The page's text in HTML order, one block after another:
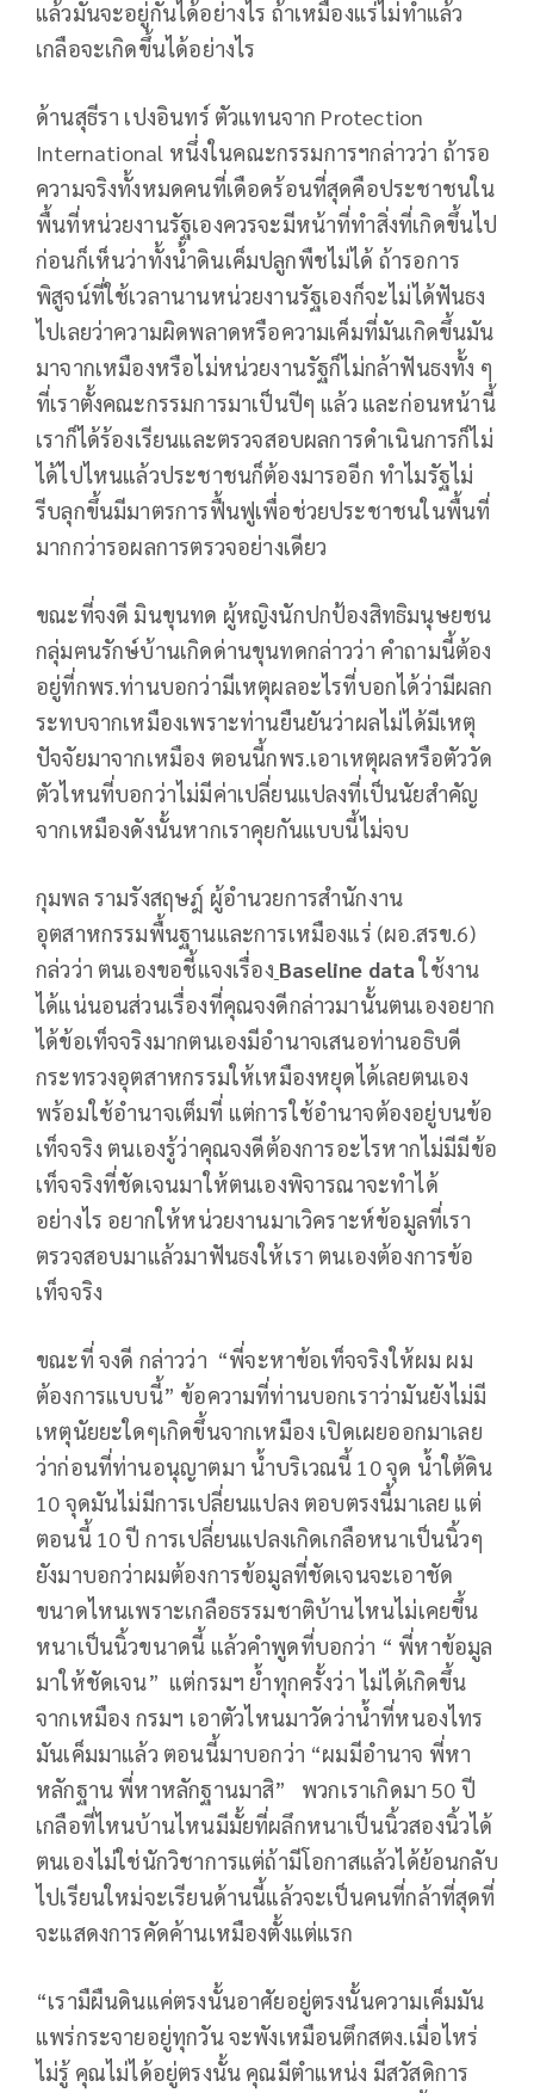
แล้วมันจะอยู่กันได้อย่างไร ถ้าเหมืองแร่ไม่ทำแล้ว
เกลือจะเกิดขึ้นได้อย่างไร
ด้านสุธีรา เปงอินทร์ ตัวแทนจาก Protection
International หนึ่งในคณะกรรมการฯกล่าวว่า ถ้ารอ
ความจริงทั้งหมดคนที่เดือดร้อนที่สุดคือประชาชนใน
พื้นที่หน่วยงานรัฐเองควรจะมีหน้าที่ทำสิ่งที่เกิดขึ้นไป
ก่อนก็เห็นว่าทั้งน้ำดินเค็มปลูกพืชไม่ได้ ถ้ารอการ
พิสูจน์ที่ใช้เวลานานหน่วยงานรัฐเองก็จะไม่ได้ฟันธง
ไปเลยว่าความผิดพลาดหรือความเค็มที่มันเกิดขึ้นมัน
มาจากเหมืองหรือไม่หน่วยงานรัฐก็ไม่กล้าฟันธงทั้ง ๆ
ที่เราตั้งคณะกรรมการมาเป็นปีๆ แล้ว และก่อนหน้านี้
เราก็ได้ร้องเรียนและตรวจสอบผลการดำเนินการก็ไม่
ได้ไปไหนแล้วประชาชนก็ต้องมารออีก ทำไมรัฐไม่
รีบลุกขึ้นมีมาตรการฟื้นฟูเพื่อช่วยประชาชนในพื้นที่
มากกว่ารอผลการตรวจอย่างเดียว
ขณะที่จงดี มินขุนทด ผู้หญิงนักปกป้องสิทธิมนุษยชน
กลุ่มฅนรักษ์บ้านเกิดด่านขุนทดกล่าวว่า คำถามนี้ต้อง
อยู่ที่กพร.ท่านบอกว่ามีเหตุผลอะไรที่บอกได้ว่ามีผลก
ระทบจากเหมืองเพราะท่านยืนยันว่าผลไม่ได้มีเหตุ
ปัจจัยมาจากเหมือง ตอนนี้กพร.เอาเหตุผลหรือตัววัด
ตัวไหนที่บอกว่าไม่มีค่าเปลี่ยนแปลงที่เป็นนัยสำคัญ
จากเหมืองดังนั้นหากเราคุยกันแบบนี้ไม่จบ
กุมพล รามรังสฤษฎ์ ผู้อำนวยการสำนักงาน
อุตสาหกรรมพื้นฐานและการเหมืองแร่ (ผอ.สรข.6)
กล่วว่า ตนเองขอชี้แจงเรื่อง Baseline dataใช้งาน
ได้แน่นอนส่วนเรื่องที่คุณจงดีกล่าวมานั้นตนเองอยาก
ได้ข้อเท็จจริงมากตนเองมีอำนาจเสนอท่านอธิบดี
กระทรวงอุตสาหกรรมให้เหมืองหยุดได้เลยตนเอง
พร้อมใช้อำนาจเต็มที่ แต่การใช้อำนาจต้องอยู่บนข้อ
เท็จจริง ตนเองรู้ว่าคุณจงดีต้องการอะไรหากไม่มีมีข้อ
เท็จจริงที่ชัดเจนมาให้ตนเองพิจารณาจะทำได้
อย่างไร อยากให้หน่วยงานมาเวิคราะห์ข้อมูลที่เรา
ตรวจสอบมาแล้วมาฟันธงให้เรา ตนเองต้องการข้อ
เท็จจริง
ขณะที่ จงดี กล่าวว่า “พี่จะหาข้อเท็จจริงให้ผม ผม
ต้องการแบบนี้” ข้อความที่ท่านบอกเราว่ามันยังไม่มี
เหตุนัยยะใดๆเกิดขึ้นจากเหมือง เปิดเผยออกมาเลย
ว่าก่อนที่ท่านอนุญาตมา น้ำบริเวณนี้ 10 จุด น้ำใต้ดิน
10 จุดมันไม่มีการเปลี่ยนแปลง ตอบตรงนี้มาเลย แต่
ตอนนี้ 10 ปี การเปลี่ยนแปลงเกิดเกลือหนาเป็นนิ้วๆ
ยังมาบอกว่าผมต้องการข้อมูลที่ชัดเจนจะเอาชัด
ขนาดไหนเพราะเกลือธรรมชาติบ้านไหนไม่เคยขึ้น
หนาเป็นนิ้วขนาดนี้ แล้วคำพูดที่บอกว่า “ พี่หาข้อมูล
มาให้ชัดเจน” แต่กรมฯ ย้ำทุกครั้งว่า ไม่ได้เกิดขึ้น
จากเหมือง กรมฯ เอาตัวไหนมาวัดว่าน้ำที่หนองไทร
มันเค็มมาแล้ว ตอนนี้มาบอกว่า “ผมมีอำนาจ พี่หา
หลักฐาน พี่หาหลักฐานมาสิ” พวกเราเกิดมา 50 ปี
เกลือที่ไหนบ้านไหนมีมั้ยที่ผลึกหนาเป็นนิ้วสองนิ้วได้
ตนเองไม่ใช่นักวิชาการแต่ถ้ามีโอกาสแล้วได้ย้อนกลับ
ไปเรียนใหม่จะเรียนด้านนี้แล้วจะเป็นคนที่กล้าที่สุดที่
จะแสดงการคัดค้านเหมืองตั้งแต่แรก
“เรามืผืนดินแค่ตรงนั้นอาศัยอยู่ตรงนั้นความเค็มมัน
แพร่กระจายอยู่ทุกวัน จะพังเหมือนตึกสตง.เมื่อไหร่
ไม่รู้ คุณไม่ได้อยู่ตรงนั้น คุณมีตำแหน่ง มีสวัสดิการ